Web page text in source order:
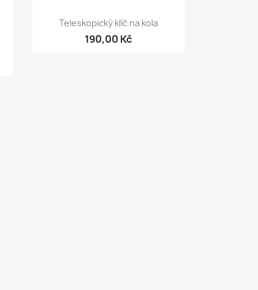
Rychlý náhled
Teleskopický klíč na kola
190,00 Kč